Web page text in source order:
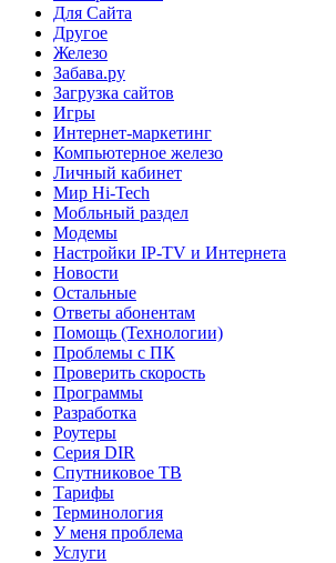
Для Сайта
Другое
Железо
Забава.ру
Загрузка сайтов
Игры
Интернет-маркетинг
Компьютерное железо
Личный кабинет
Мир Hi-Tech
Мобльный раздел
Модемы
Настройки IP-TV и Интернета
Новости
Остальные
Ответы абонентам
Помощь (Технологии)
Проблемы с ПК
Проверить скорость
Программы
Разработка
Роутеры
Серия DIR
Спутниковое ТВ
Тарифы
Терминология
У меня проблема
Услуги